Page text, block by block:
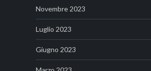
Novembre 2023
Luglio 2023
Giugno 2023